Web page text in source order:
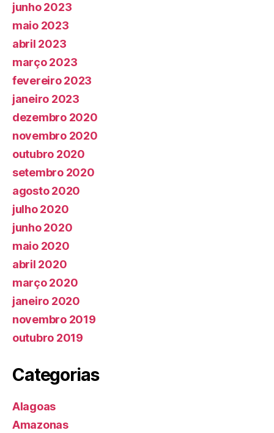
junho 2023
maio 2023
abril 2023
março 2023
fevereiro 2023
janeiro 2023
dezembro 2020
novembro 2020
outubro 2020
setembro 2020
agosto 2020
julho 2020
junho 2020
maio 2020
abril 2020
março 2020
janeiro 2020
novembro 2019
outubro 2019
Categorias
Alagoas
Amazonas